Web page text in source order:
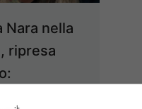
Nara nella
ripresa